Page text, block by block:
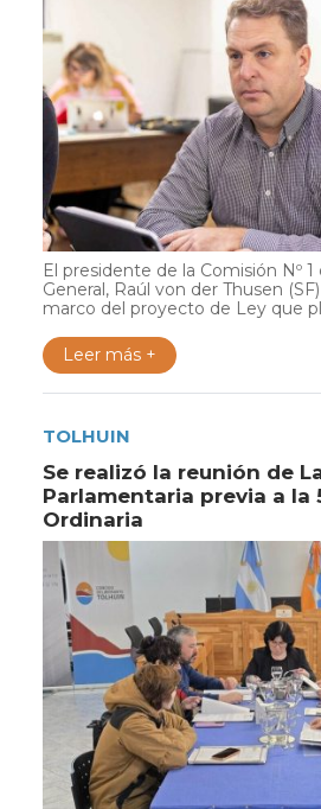
El presidente de la Comisión Nº
General, Raúl von der Thusen
marco del proyecto de Ley que
Leer más +
TOLHUIN
Se realizó la reunión de
Parlamentaria previa a la
Ordinaria